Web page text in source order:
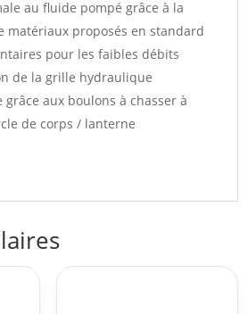
au fluide pompé grâce à la
matériaux proposés en standard
pour les faibles débits
de la grille hydraulique
grâce aux boulons à chasser à
de corps / lanterne